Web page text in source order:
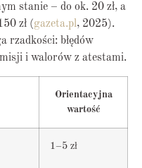
stanie – do ok. 20 zł, a
zł (gazeta.pl, 2025).
rzadkości: błędów
i walorów z atestami.
Orientacyjna
wartość
1–5 zł